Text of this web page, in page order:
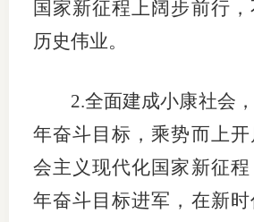
国家新征程上阔步前行
历史伟业。
2.全面建成小康社会
年奋斗目标，乘势而上
会主义现代化国家新征
年奋斗目标进军，在新